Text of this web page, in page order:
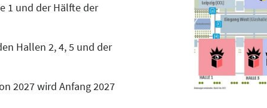
1 und der Hälfte der
Hallen 2, 4, 5 und der
2027 wird Anfang 2027